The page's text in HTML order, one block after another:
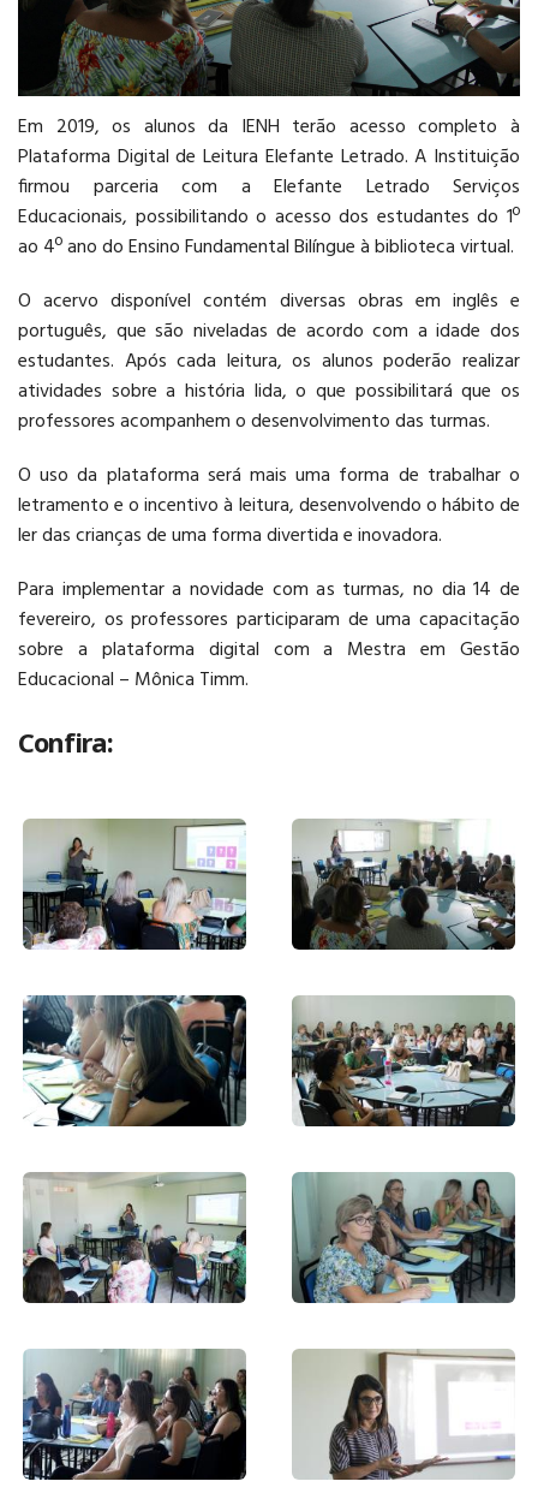
AGENDAR VISITA
Em 2019, os alunos da IENH terão acesso completo à
Plataforma Digital de Leitura Elefante Letrado. A Instituição
firmou parceria com a Elefante Letrado Serviços
Educacionais, possibilitando o acesso dos estudantes do 1º
ao 4º ano do Ensino Fundamental Bilíngue à biblioteca virtual.
O acervo disponível contém diversas obras em inglês e
português, que são niveladas de acordo com a idade dos
estudantes. Após cada leitura, os alunos poderão realizar
atividades sobre a história lida, o que possibilitará que os
professores acompanhem o desenvolvimento das turmas.
O uso da plataforma será mais uma forma de trabalhar o
letramento e o incentivo à leitura, desenvolvendo o hábito de
ler das crianças de uma forma divertida e inovadora.
Para implementar a novidade com as turmas, no dia 14 de
fevereiro, os professores participaram de uma capacitação
sobre a plataforma digital com a Mestra em Gestão
Educacional – Mônica Timm.
Confira: